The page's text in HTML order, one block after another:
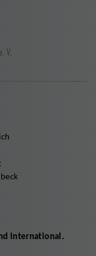
international.